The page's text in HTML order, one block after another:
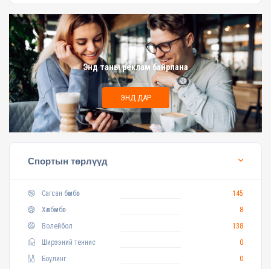
Энд таны реклам байрлана
ЭНД ДАР
Спортын төрлүүд
Сагсан бөмбөг
145
Хөлбөмбөг
8
Волейбол
138
Ширээний теннис
0
Боулинг
0